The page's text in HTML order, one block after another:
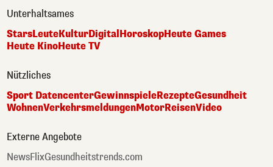
Unterhaltsames
StarsLeuteKulturDigitalHoroskopHeute Games
Heute KinoHeute TV
Nützliches
Sport DatencenterGewinnspieleRezepteGesundheit
WohnenVerkehrsmeldungenMotorReisenVideo
Externe Angebote
NewsFlixGesundheitstrends.com